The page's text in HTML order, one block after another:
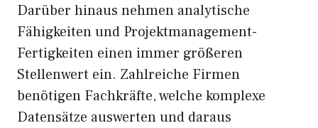
Darüber hinaus nehmen analytische
Fähigkeiten und Projektmanagement-
Fertigkeiten einen immer größeren
Stellenwert ein. Zahlreiche Firmen
benötigen Fachkräfte, welche komplexe
Datensätze auswerten und daraus